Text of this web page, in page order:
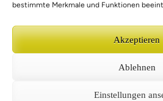
bestimmte Merkmale und Funktionen
Akzeptieren
Ablehnen
Einstellungen